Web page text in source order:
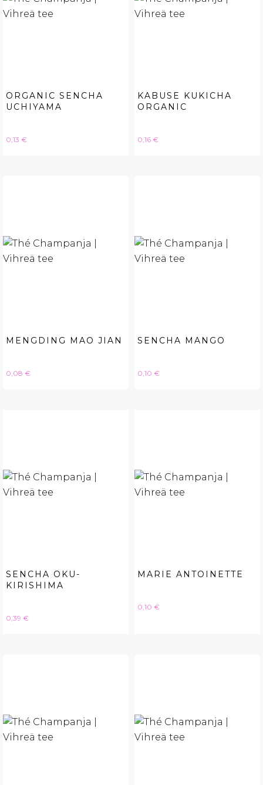
ORGANIC SENCHA
UCHIYAMA
Hinta
0,13 €
KABUSE KUKICHA
ORGANIC
Hinta
0,16 €
MENGDING MAO JIAN
Hinta
0,08 €
SENCHA MANGO
Hinta
0,10 €
SENCHA OKU-
KIRISHIMA
Hinta
0,39 €
MARIE ANTOINETTE
Hinta
0,10 €